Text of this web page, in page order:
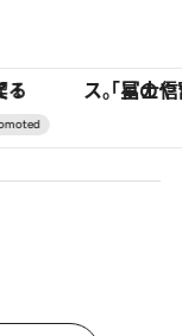
歴史を辿り、心身を調える。 ヴァシュロン・コンスタンタ